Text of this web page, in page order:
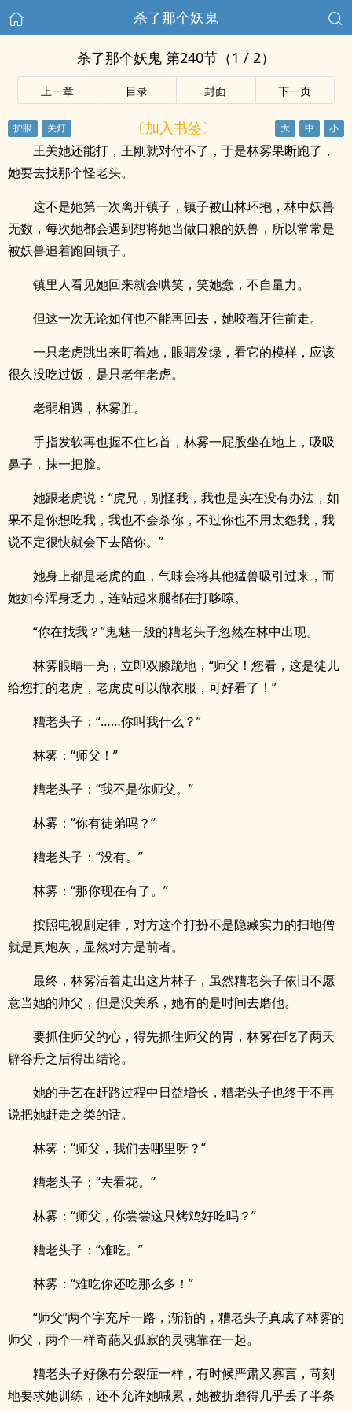
杀了那个妖鬼
杀了那个妖鬼 第240节（1 / 2）
上一章 目录 封面 下一页
〔加入书签〕
王关她还能打，王刚就对付不了，于是林雾果断跑了，
她要去找那个怪老头。
这不是她第一次离开镇子，镇子被山林环抱，林中妖兽
无数，每次她都会遇到想将她当做口粮的妖兽，所以常常是
被妖兽追着跑回镇子。
镇里人看见她回来就会哄笑，笑她蠢，不自量力。
但这一次无论如何也不能再回去，她咬着牙往前走。
一只老虎跳出来盯着她，眼睛发绿，看它的模样，应该
很久没吃过饭，是只老年老虎。
老弱相遇，林雾胜。
手指发软再也握不住匕首，林雾一屁股坐在地上，吸吸
鼻子，抹一把脸。
她跟老虎说：“虎兄，别怪我，我也是实在没有办法，如
果不是你想吃我，我也不会杀你，不过你也不用太怨我，我
说不定很快就会下去陪你。”
她身上都是老虎的血，气味会将其他猛兽吸引过来，而
她如今浑身乏力，连站起来腿都在打哆嗦。
“你在找我？”鬼魅一般的糟老头子忽然在林中出现。
林雾眼睛一亮，立即双膝跪地，“师父！您看，这是徒儿
给您打的老虎，老虎皮可以做衣服，可好看了！”
糟老头子：“……你叫我什么？”
林雾：“师父！”
糟老头子：“我不是你师父。”
林雾：“你有徒弟吗？”
糟老头子：“没有。”
林雾：“那你现在有了。”
按照电视剧定律，对方这个打扮不是隐藏实力的扫地僧
就是真炮灰，显然对方是前者。
最终，林雾活着走出这片林子，虽然糟老头子依旧不愿
意当她的师父，但是没关系，她有的是时间去磨他。
要抓住师父的心，得先抓住师父的胃，林雾在吃了两天
辟谷丹之后得出结论。
她的手艺在赶路过程中日益增长，糟老头子也终于不再
说把她赶走之类的话。
林雾：“师父，我们去哪里呀？”
糟老头子：“去看花。”
林雾：“师父，你尝尝这只烤鸡好吃吗？”
糟老头子：“难吃。”
林雾：“难吃你还吃那么多！”
“师父”两个字充斥一路，渐渐的，糟老头子真成了林雾的
师父，两个一样奇葩又孤寂的灵魂靠在一起。
糟老头子好像有分裂症一样，有时候严肃又寡言，苛刻
地要求她训练，还不允许她喊累，她被折磨得几乎丢了半条